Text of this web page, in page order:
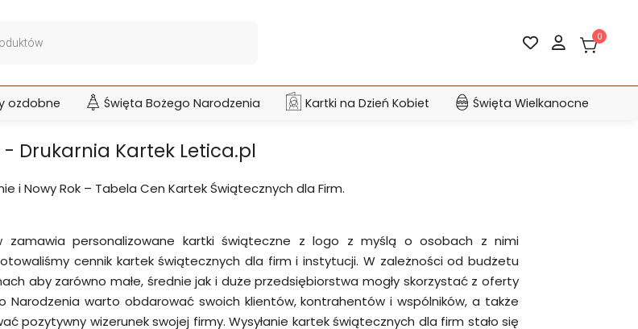
0
ozdobne Święta Bożego Narodzenia Kartki na Dzień Kobiet Święta Wielkanocne
Drukarnia Kartek Letica.pl
i Nowy Rok – Tabela Cen Kartek Świątecznych dla Firm.
personalizowane kartki świąteczne z logo z myślą o osobach z nimi
cennik kartek świątecznych dla firm i instytucji. W zależności od budżetu
aby zarówno małe, średnie jak i duże przedsiębiorstwa mogły skorzystać z oferty
Narodzenia warto obdarować swoich klientów, kontrahentów i wspólników, a także
pozytywny wizerunek swojej firmy. Wysyłanie kartek świątecznych dla firm stało się